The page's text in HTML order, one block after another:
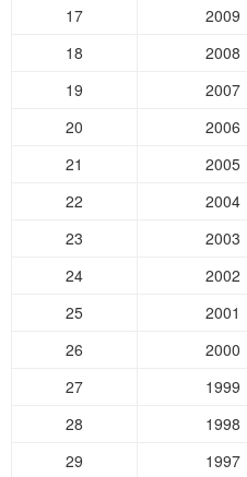
17
2009
18
2008
19
2007
20
2006
21
2005
22
2004
23
2003
24
2002
25
2001
26
2000
27
1999
28
1998
29
1997